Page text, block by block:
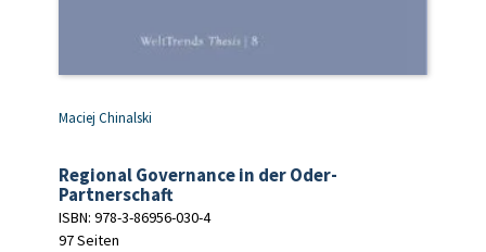
Maciej Chinalski
Regional Governance in der Oder-
Partnerschaft
ISBN: 978-3-86956-030-4
97 Seiten